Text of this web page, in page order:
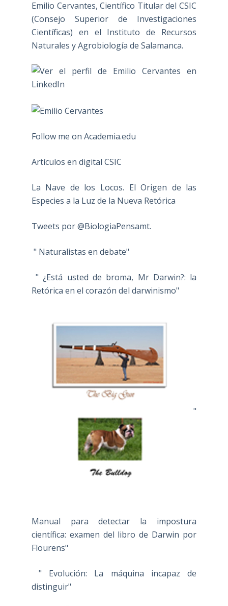
Emilio Cervantes, Científico Titular del CSIC
(Consejo Superior de Investigaciones
Científicas) en el Instituto de Recursos
Naturales y Agrobiología de Salamanca.
Follow me on Academia.edu
Artículos en digital CSIC
La Nave de los Locos. El Origen de las
Especies a la Luz de la Nueva Retórica
Tweets por @BiologiaPensamt.
" Naturalistas en debate"
" ¿Está usted de broma, Mr Darwin?: la
Retórica en el corazón del darwinismo"
"
Manual para detectar la impostura
científica: examen del libro de Darwin por
Flourens"
" Evolución: La máquina incapaz de
distinguir"